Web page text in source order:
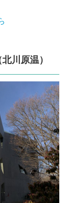
川原温）